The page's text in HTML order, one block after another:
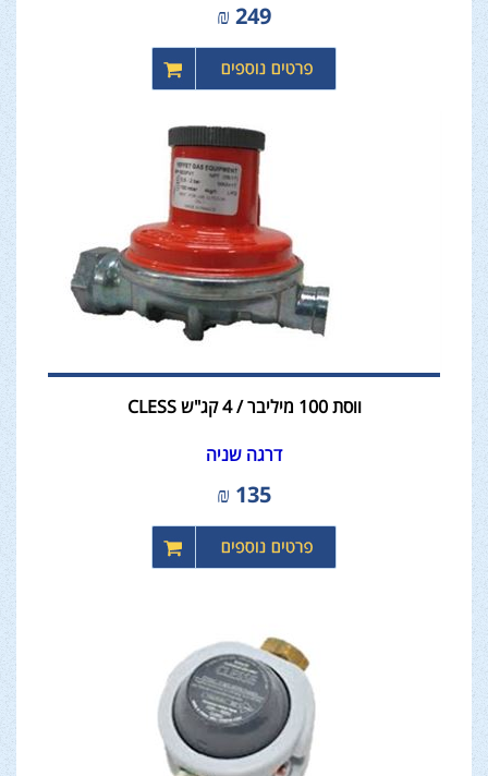
249
₪
ווסת 100 מיליבר / 4 קג"ש CLESS
דרגה שניה
135
₪